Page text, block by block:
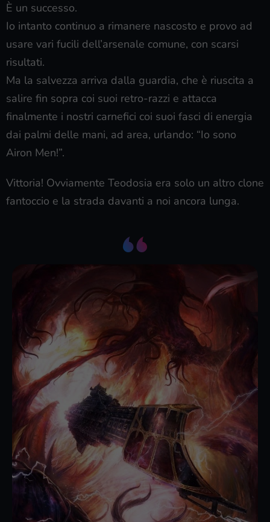
È un successo.
Io intanto continuo a rimanere nascosto e provo ad
usare vari fucili dell’arsenale comune, con scarsi
risultati.
Ma la salvezza arriva dalla guardia, che è riuscita a
salire fin sopra coi suoi retro-razzi e attacca
finalmente i nostri carnefici coi suoi fasci di energia
dai palmi delle mani, ad area, urlando: “Io sono
Airon Men!”.
Vittoria! Ovviamente Teodosia era solo un altro clone
fantoccio e la strada davanti a noi ancora lunga.